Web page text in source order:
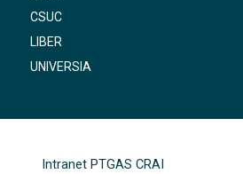
CSUC
LIBER
UNIVERSIA
Intranet PTGAS CRAI